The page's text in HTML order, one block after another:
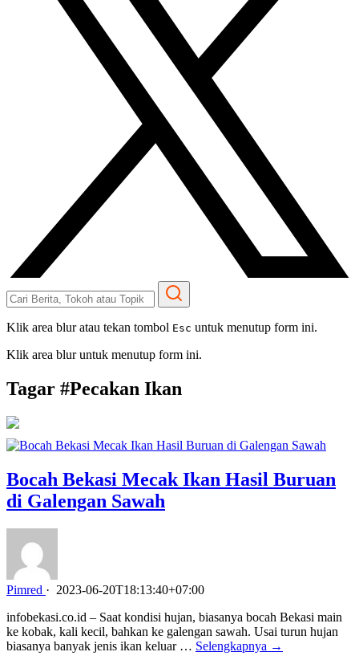
Klik area blur atau tekan tombol Esc untuk menutup form ini.
Klik area blur untuk menutup form ini.
Tagar #Pecakan Ikan
Bocah Bekasi Mecak Ikan Hasil Buruan
di Galengan Sawah
Pimred · 2023-06-20T18:13:40+07:00
infobekasi.co.id – Saat kondisi hujan, biasanya bocah Bekasi main
ke kobak, kali kecil, bahkan ke galengan sawah. Usai turun hujan
biasanya banyak jenis ikan keluar … Selengkapnya →